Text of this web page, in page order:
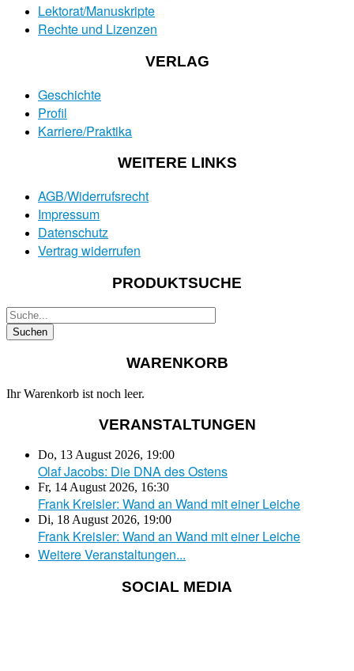
Lektorat/Manuskripte
Rechte und Lizenzen
VERLAG
Geschichte
Profil
Karriere/Praktika
WEITERE LINKS
AGB/Widerrufsrecht
Impressum
Datenschutz
Vertrag widerrufen
PRODUKTSUCHE
WARENKORB
Ihr Warenkorb ist noch leer.
VERANSTALTUNGEN
Do, 13 August 2026, 19:00
Olaf Jacobs: Die DNA des Ostens
Fr, 14 August 2026, 16:30
Frank Kreisler: Wand an Wand mit einer Leiche
Di, 18 August 2026, 19:00
Frank Kreisler: Wand an Wand mit einer Leiche
Weitere Veranstaltungen...
SOCIAL MEDIA